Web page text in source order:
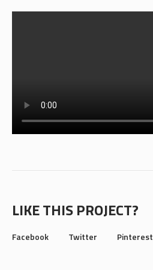
LIKE THIS PROJECT?
Facebook Twitter Pinterest